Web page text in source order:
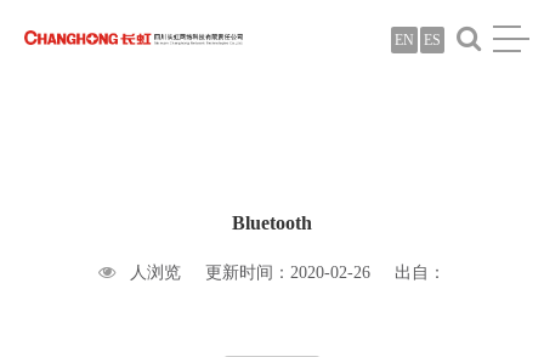
ES
EN
Bluetooth
人浏览 更新时间：2020-02-26 出自：